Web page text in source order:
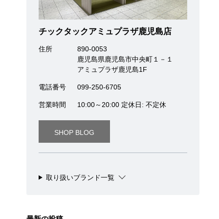
チックタックアミュプラザ鹿児島店
住所
890-0053
鹿児島県鹿児島市中央町１－１
アミュプラザ鹿児島1F
電話番号 099-250-6705
営業時間 10:00～20:00 定休日: 不定休
SHOP BLOG
取り扱いブランド一覧